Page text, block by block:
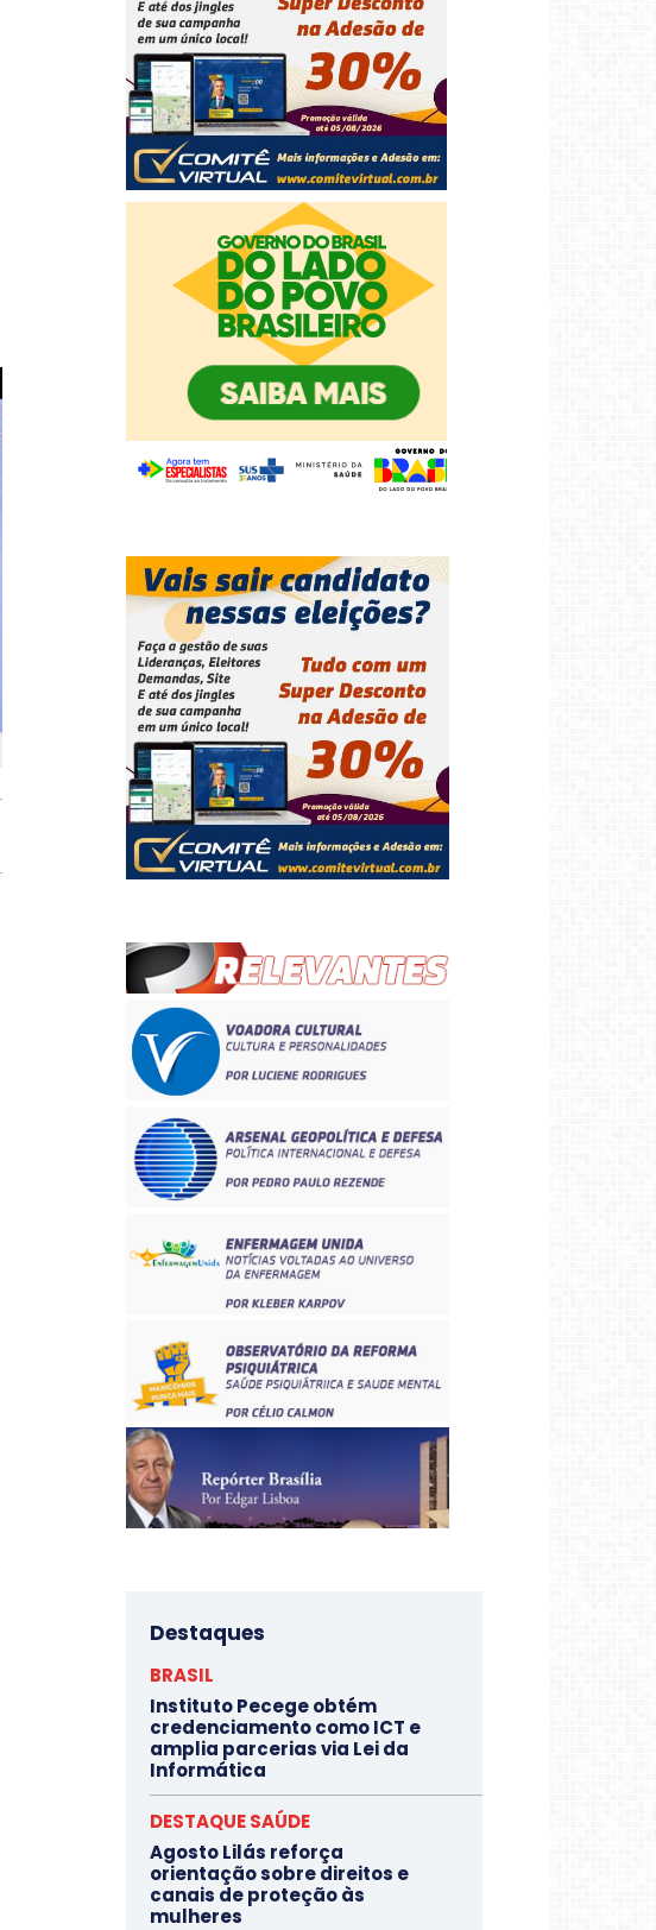
Destaques
BRASIL
Instituto Pecege obtém
credenciamento como ICT e
amplia parcerias via Lei da
Informática
DESTAQUE SAÚDE
Agosto Lilás reforça
orientação sobre direitos e
canais de proteção às
mulheres